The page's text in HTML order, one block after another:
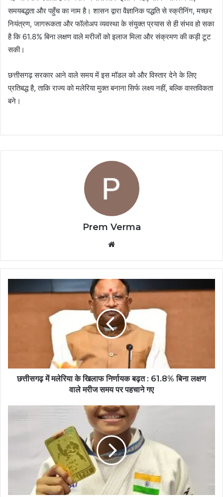
समयबद्धता और पहुँच का नाम है। शासन द्वारा वैज्ञानिक पद्धति से स्क्रीनिंग, मच्छर
नियंत्रण, जागरूकता और फॉलोअप व्यवस्था के संयुक्त प्रयास से ही संभव हो सका
है कि 61.8% बिना लक्षण वाले मरीजों को इलाज मिला और संक्रमण की कड़ी टूट
सकी।
छत्तीसगढ़ सरकार आने वाले समय में इस मॉडल को और विस्तार देने के लिए
प्रतिबद्ध है, ताकि राज्य को मलेरिया मुक्त बनाना सिर्फ लक्ष्य नहीं, बल्कि वास्तविकता
बने।
Prem Verma
छत्तीसगढ़ में मलेरिया के खिलाफ निर्णायक बढ़त : 61.8% बिना लक्षण
वाले मरीज समय पर पहचाने गए